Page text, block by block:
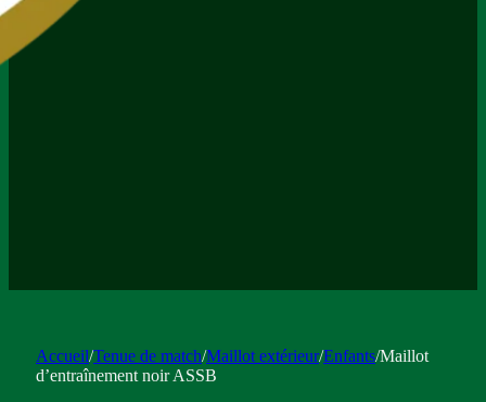
Accueil/Tenue de match/Maillot extérieur/Enfants/Maillot
d’entraînement noir ASSB